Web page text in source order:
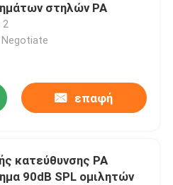
στηλών PA
2
Negotiate
επαφή
κατεύθυνσης PA
90dB SPL ομιλητών